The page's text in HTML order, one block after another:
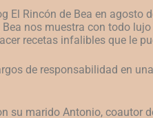
El Rincón de Bea en
nos muestra con todo
recetas infalibles que le
de responsabilidad en
su marido Antonio,